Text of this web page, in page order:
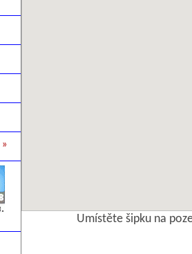
»
Umístěte šipku na